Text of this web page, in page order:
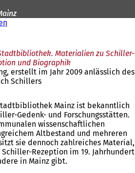
Materialien zu Schiller-
und Biographik
erstellt im Jahr 2009 anlässlich des
Schillers
Mainz ist bekanntlich
Gedenk- und Forschungsstätten.
wissenschaftlichen
Altbestand und mehreren
sie dennoch zahlreiches Material,
Rezeption im 19. Jahrhundert
in Mainz gibt.